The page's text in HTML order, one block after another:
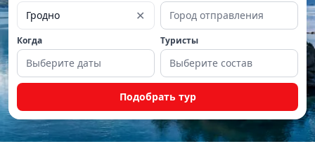
Гродно ✕ Город отправления
Когда
Выберите даты
Туристы
Выберите состав
Подобрать тур